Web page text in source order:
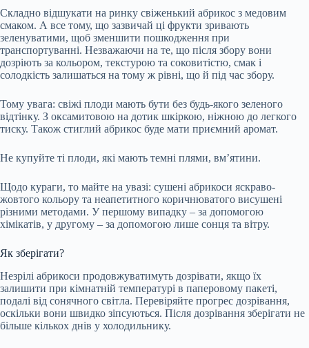
Складно відшукати на ринку свіженький абрикос з медовим
смаком. А все тому, що зазвичай ці фрукти зривають
зеленуватими, щоб зменшити пошкодження при
транспортуванні. Незважаючи на те, що після збору вони
дозріють за кольором, текстурою та соковитістю, смак і
солодкість залишаться на тому ж рівні, що й під час збору.
Тому увага: свіжі плоди мають бути без будь-якого зеленого
відтінку. З оксамитовою на дотик шкіркою, ніжною до легкого
тиску. Також стиглий абрикос буде мати приємний аромат.
Не купуйте ті плоди, які мають темні плями, вм’ятини.
Щодо кураги, то майте на увазі: сушені абрикоси яскраво-
жовтого кольору та неапетитного коричнюватого висушені
різними методами. У першому випадку – за допомогою
хімікатів, у другому – за допомогою лише сонця та вітру.
Як зберігати?
Незрілі абрикоси продовжуватимуть дозрівати, якщо їх
залишити при кімнатній температурі в паперовому пакеті,
подалі від сонячного світла. Перевіряйте прогрес дозрівання,
оскільки вони швидко зіпсуються. Після дозрівання зберігати не
більше кількох днів у холодильнику.